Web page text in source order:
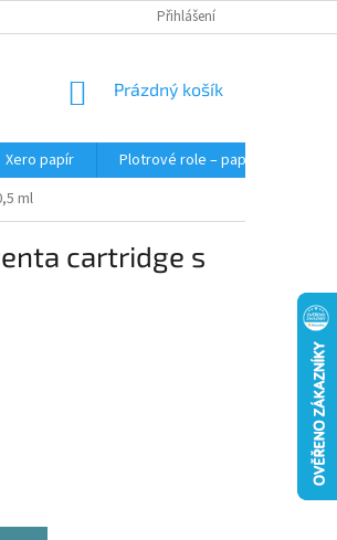
Přihlášení
NÁKUPNÍ
Prázdný košík
Xero papír
Plotrové role – papír do plotru
ml
cartridge s